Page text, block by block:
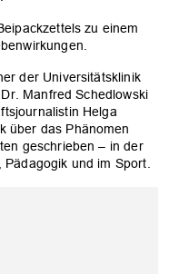
zu einem
der Universitätsklinik
Manfred Schedlowski
Helga
über das Phänomen
geschrieben – in der
und im Sport.